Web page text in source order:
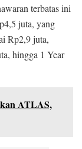
terbatas ini
juta, yang
Rp2,9 juta,
hingga 1 Year
ATLAS,